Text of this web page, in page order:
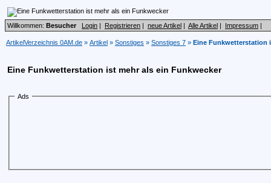
Willkommen: Besucher Login | Registrieren | neue Artikel | Alle Artikel | Impressum |
ArtikelVerzeichnis 0AM.de » Artikel » Sonstiges » Sonstiges 7 » Eine Funkwetterstation
Eine Funkwetterstation ist mehr als ein Funkwecker
Ads